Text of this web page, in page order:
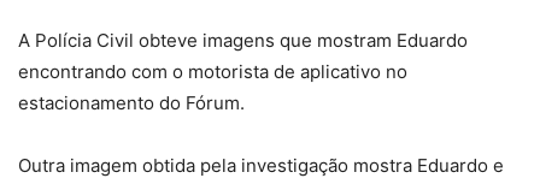
A Polícia Civil obteve imagens que mostram Eduardo
encontrando com o motorista de aplicativo no
estacionamento do Fórum.
Outra imagem obtida pela investigação mostra Eduardo e